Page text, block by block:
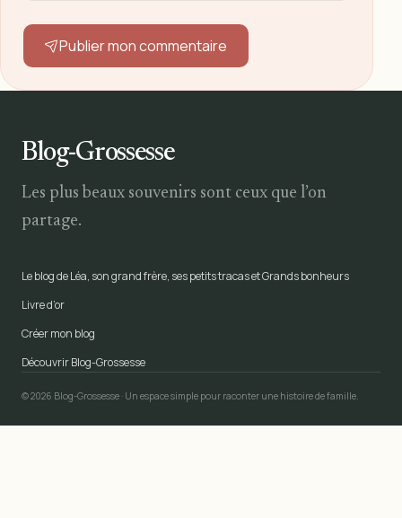
Publier mon commentaire
Blog-Grossesse
Les plus beaux souvenirs sont ceux que l’on
partage.
Le blog de Léa, son grand frère, ses petits tracas et Grands bonheurs
Livre d’or
Créer mon blog
Découvrir Blog-Grossesse
© 2026 Blog-Grossesse · Un espace simple pour raconter une histoire de famille.